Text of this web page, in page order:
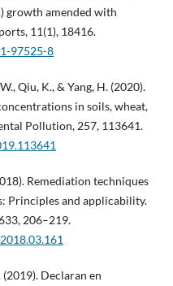
growth amended with
11(1), 18416.
97525-8
Qiu, K., & Yang, H. (2020).
in soils, wheat,
Pollution, 257, 113641.
Remediation techniques
Principles and applicability.
206–219.
Declaran en